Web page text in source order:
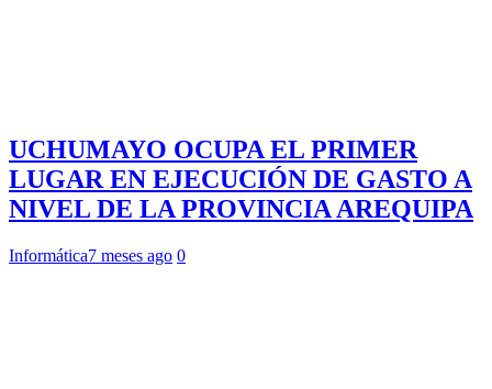
UCHUMAYO OCUPA EL PRIMER
LUGAR EN EJECUCIÓN DE GASTO A
NIVEL DE LA PROVINCIA AREQUIPA
Informática7 meses ago 0